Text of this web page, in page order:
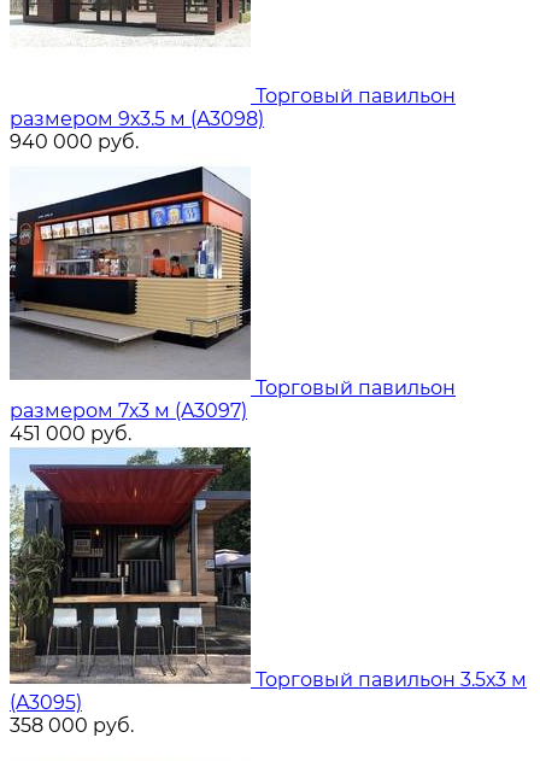
Торговый павильон
размером 9х3.5 м (A3098)
940 000 руб.
Торговый павильон
размером 7х3 м (A3097)
451 000 руб.
Торговый павильон 3.5х3 м
(A3095)
358 000 руб.